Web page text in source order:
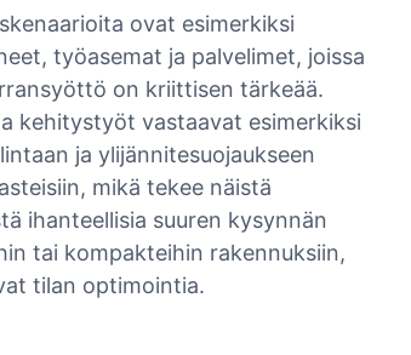
ovat esimerkiksi
työasemat ja palvelimet, joissa
on kriittisen tärkeää.
kehitystyöt vastaavat esimerkiksi
ja ylijännitesuojaukseen
mikä tekee näistä
ihanteellisia suuren kysynnän
tai kompakteihin rakennuksiin,
tilan optimointia.